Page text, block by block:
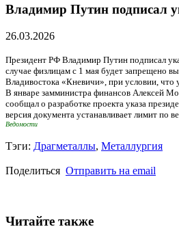
Владимир Путин подписал
26.03.2026
Президент РФ Владимир Путин подписал
случае физлицам с 1 мая будет запрещено
Владивостока «Кневичи», при условии,
В январе замминистра финансов Алексей
сообщал о разработке проекта указа
версия документа устанавливает лимит по
Ведомости
Тэги: Драгметаллы, Металлургия
Поделиться Отправить на email
Читайте также